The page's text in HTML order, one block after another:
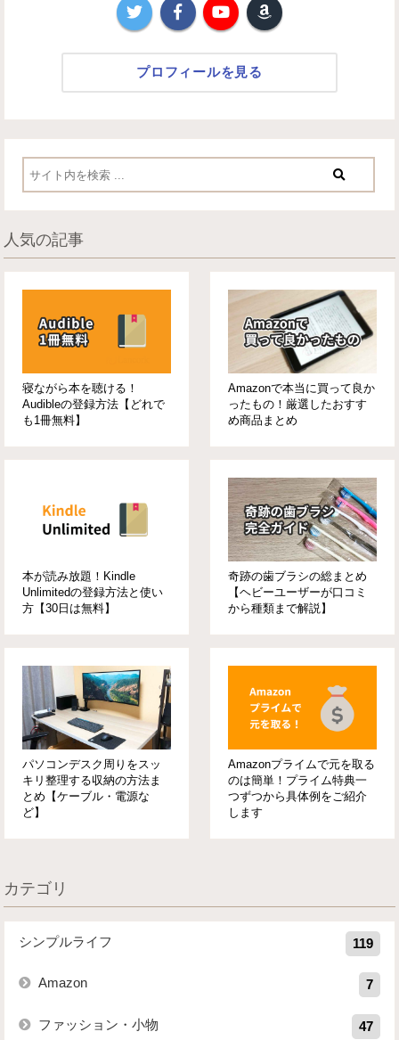
プロフィールを見る
人気の記事
寝ながら本を聴ける！
Audibleの登録方法【どれで
も1冊無料】
Amazonで本当に買って良か
ったもの！厳選したおすす
め商品まとめ
本が読み放題！Kindle
Unlimitedの登録方法と使い
方【30日は無料】
奇跡の歯ブラシの総まとめ
【ヘビーユーザーが口コミ
から種類まで解説】
パソコンデスク周りをスッ
キリ整理する収納の方法ま
とめ【ケーブル・電源な
ど】
Amazonプライムで元を取る
のは簡単！プライム特典一
つずつから具体例をご紹介
します
カテゴリ
シンプルライフ 119
Amazon 7
ファッション・小物 47